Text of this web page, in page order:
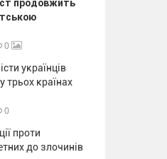
продовжить
0
українців
країнах
0
проти
до злочинів